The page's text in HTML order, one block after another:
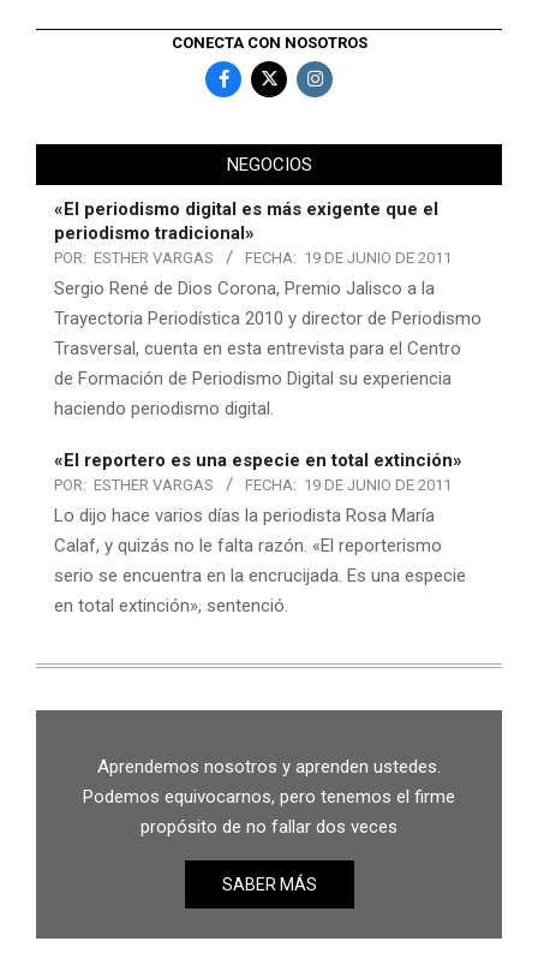
CONECTA CON NOSOTROS
NEGOCIOS
«El periodismo digital es más exigente que el
periodismo tradicional»
POR: ESTHER VARGAS FECHA: 19 DE JUNIO DE 2011
Sergio René de Dios Corona, Premio Jalisco a la
Trayectoria Periodística 2010 y director de Periodismo
Trasversal, cuenta en esta entrevista para el Centro
de Formación de Periodismo Digital su experiencia
haciendo periodismo digital.
«El reportero es una especie en total extinción»
POR: ESTHER VARGAS FECHA: 19 DE JUNIO DE 2011
Lo dijo hace varios días la periodista Rosa María
Calaf, y quizás no le falta razón. «El reporterismo
serio se encuentra en la encrucijada. Es una especie
en total extinción», sentenció.
Aprendemos nosotros y aprenden ustedes.
Podemos equivocarnos, pero tenemos el firme
propósito de no fallar dos veces
SABER MÁS